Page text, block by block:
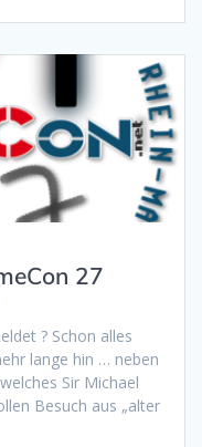
27
? Schon alles
lange hin … neben
Sir Michael
Besuch aus „alter